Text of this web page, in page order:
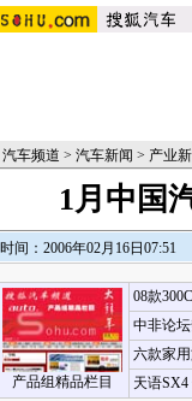
汽车频道 > 汽车新闻 > 产业
1月中国
时间：2006年02月16日07:51
产品组精品栏目
08款
中非论
六款家
天语